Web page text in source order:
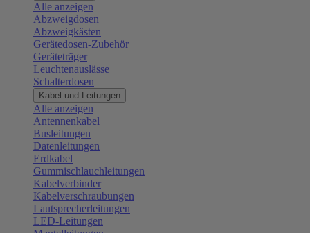
Alle anzeigen
Abzweigdosen
Abzweigkästen
Gerätedosen-Zubehör
Geräteträger
Leuchtenauslässe
Schalterdosen
Kabel und Leitungen
Alle anzeigen
Antennenkabel
Busleitungen
Datenleitungen
Erdkabel
Gummischlauchleitungen
Kabelverbinder
Kabelverschraubungen
Lautsprecherleitungen
LED-Leitungen